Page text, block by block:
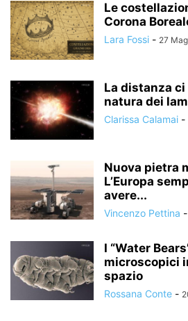
Le
Corona
Lara Fossi - 27
La distanza
natura dei
Clarissa Calamai -
Nuova pietra
L’Europa
avere...
Vincenzo Pettina -
I “Water
microscopici
spazio
Rossana Conte -